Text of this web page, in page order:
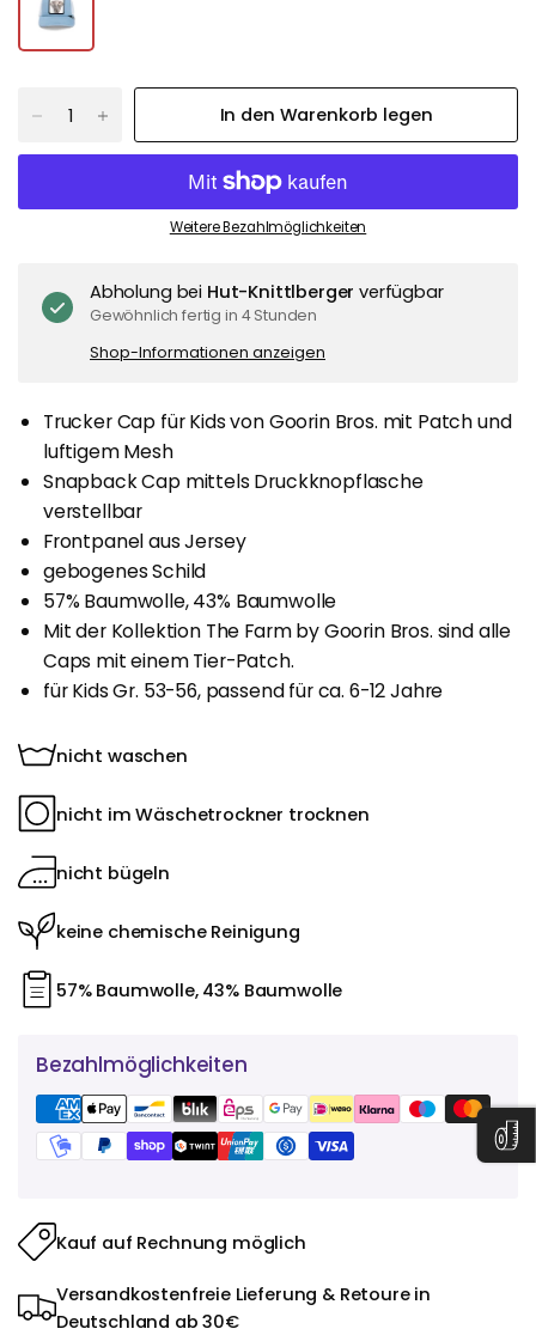
In den Warenkorb legen
Weitere Bezahlmöglichkeiten
Abholung bei Hut-Knittlberger verfügbar
Gewöhnlich fertig in 4 Stunden
Shop-Informationen anzeigen
Trucker Cap für Kids von Goorin Bros. mit Patch und
luftigem Mesh
Snapback Cap mittels Druckknopflasche
verstellbar
Frontpanel aus Jersey
gebogenes Schild
57% Baumwolle, 43% Baumwolle
Mit der Kollektion The Farm by Goorin Bros. sind alle
Caps mit einem Tier-Patch.
für Kids Gr. 53-56, passend für ca. 6-12 Jahre
nicht waschen
nicht im Wäschetrockner trocknen
nicht bügeln
keine chemische Reinigung
57% Baumwolle, 43% Baumwolle
Bezahlmöglichkeiten
Kauf auf Rechnung möglich
Versandkostenfreie Lieferung & Retoure in
Deutschland ab 30€